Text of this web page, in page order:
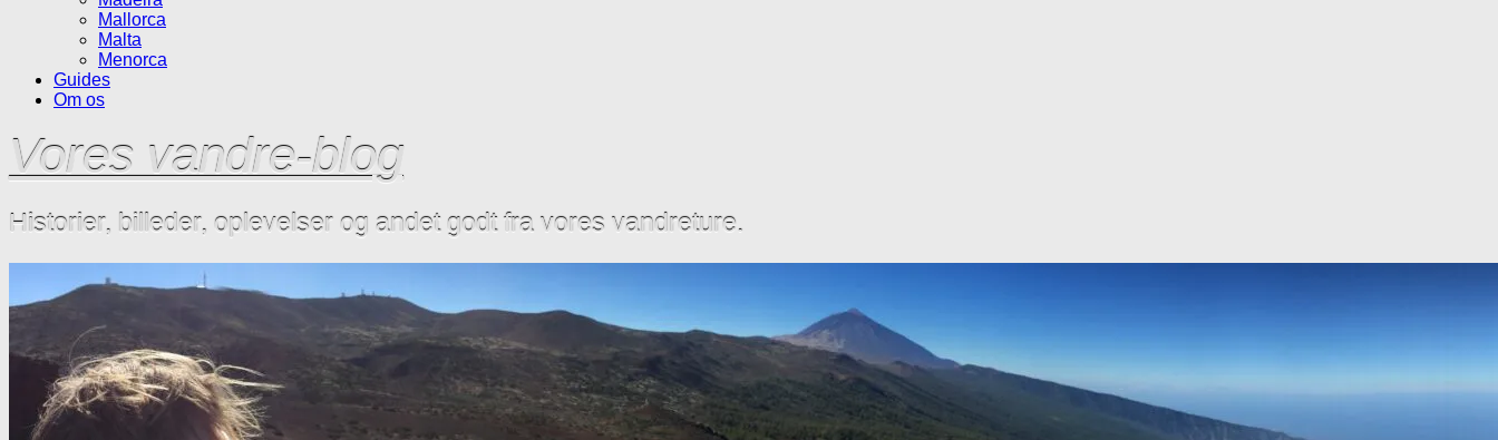
Mallorca
Malta
Menorca
Guides
Om os
Vores vandre-blog
Historier, billeder, oplevelser og andet godt fra vores vandreture.